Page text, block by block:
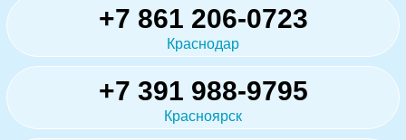
+7 861 206-0723
Краснодар
+7 391 988-9795
Красноярск